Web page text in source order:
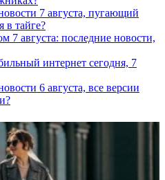
7 августа, пугающий
в тайге?
7 августа: последние новости,
интернет сегодня, 7
6 августа, все версии